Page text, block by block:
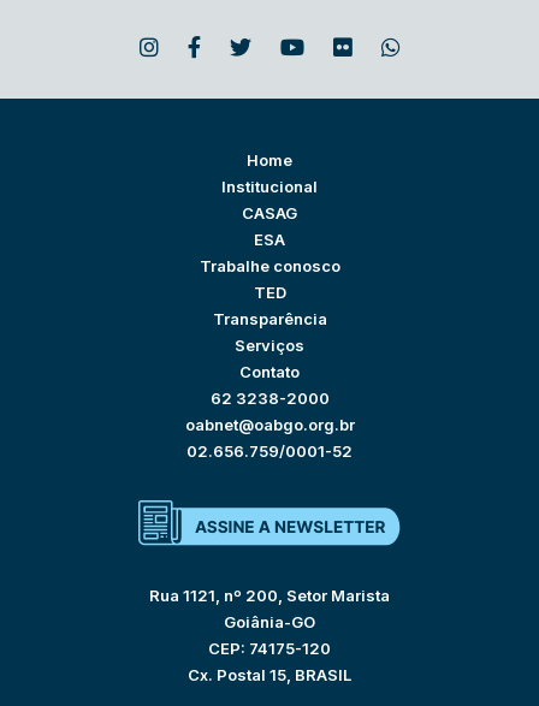
Home
Institucional
CASAG
ESA
Trabalhe conosco
TED
Transparência
Serviços
Contato
62 3238-2000
oabnet@oabgo.org.br
02.656.759/0001-52
Rua 1121, nº 200, Setor Marista
Goiânia-GO
CEP: 74175-120
Cx. Postal 15, BRASIL